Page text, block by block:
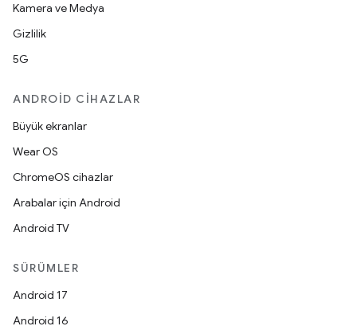
Kamera ve Medya
Gizlilik
5G
ANDROID CIHAZLAR
Büyük ekranlar
Wear OS
ChromeOS cihazlar
Arabalar için Android
Android TV
SÜRÜMLER
Android 17
Android 16